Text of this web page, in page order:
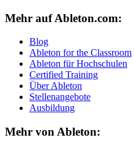
Mehr auf Ableton.com:
Blog
Ableton for the Classroom
Ableton für Hochschulen
Certified Training
Über Ableton
Stellenangebote
Ausbildung
Mehr von Ableton: